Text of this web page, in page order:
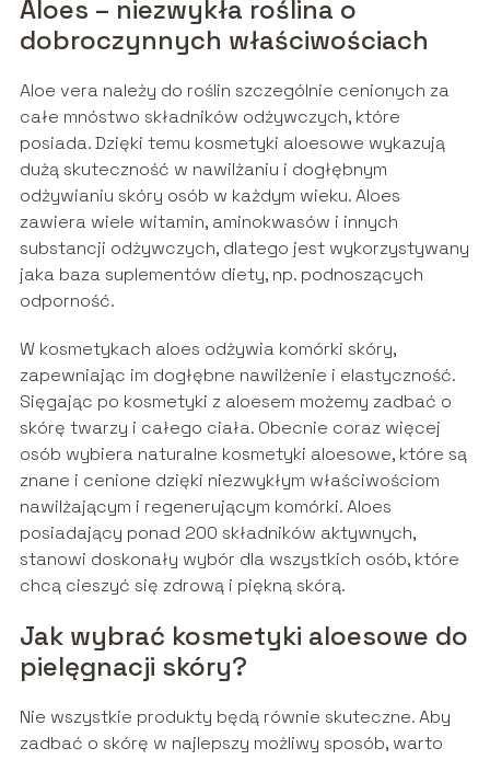
Aloes – niezwykła roślina o
dobroczynnych właściwościach
Aloe vera należy do roślin szczególnie cenionych za
całe mnóstwo składników odżywczych, które
posiada. Dzięki temu kosmetyki aloesowe wykazują
dużą skuteczność w nawilżaniu i dogłębnym
odżywianiu skóry osób w każdym wieku. Aloes
zawiera wiele witamin, aminokwasów i innych
substancji odżywczych, dlatego jest wykorzystywany
jaka baza suplementów diety, np. podnoszących
odporność.
W kosmetykach aloes odżywia komórki skóry,
zapewniając im dogłębne nawilżenie i elastyczność.
Sięgając po kosmetyki z aloesem możemy zadbać o
skórę twarzy i całego ciała. Obecnie coraz więcej
osób wybiera naturalne kosmetyki aloesowe, które są
znane i cenione dzięki niezwykłym właściwościom
nawilżającym i regenerującym komórki. Aloes
posiadający ponad 200 składników aktywnych,
stanowi doskonały wybór dla wszystkich osób, które
chcą cieszyć się zdrową i piękną skórą.
Jak wybrać kosmetyki aloesowe do
pielęgnacji skóry?
Nie wszystkie produkty będą równie skuteczne. Aby
zadbać o skórę w najlepszy możliwy sposób, warto